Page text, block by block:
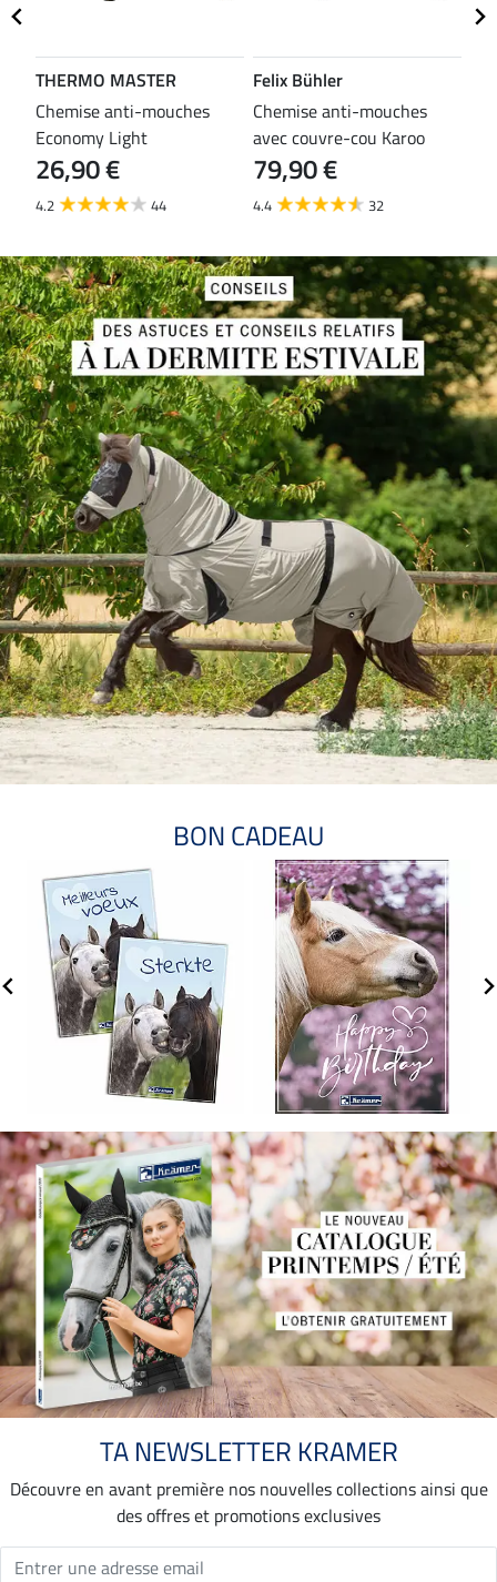
THERMO MASTER
Chemise anti-mouches
Economy Light
26,90 €
4.2 44
Felix Bühler
Chemise anti-mouches
avec couvre-cou Karoo
79,90 €
4.4 32
BON CADEAU
TA NEWSLETTER KRAMER
Découvre en avant première nos nouvelles collections ainsi que
des offres et promotions exclusives